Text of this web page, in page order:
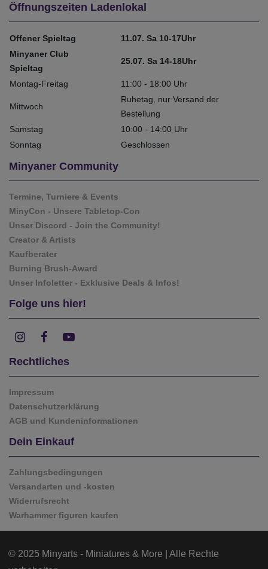
Öffnungszeiten Ladenlokal
Offener Spieltag
11.07. Sa 10-17Uhr
Minyaner Club
Spieltag
25.07. Sa 14-18Uhr
Montag-Freitag 11:00 - 18:00 Uhr
Mittwoch
Ruhetag, nur Versand der
Bestellung
Samstag
10:00 - 14:00 Uhr
Sonntag
Geschlossen
Minyaner Community
Termine, Turniere & Events
MinyCon - Unsere Tabletop-Con
Unser Discord - Join the Community!
Creator & Artists
Kaufberater
Burning Brush-Award
Unser Infoletter - Exklusive Deals & Infos!
Folge uns hier!
Rechtliches
Impressum
Datenschutzerklärung
AGB und Kundeninformationen
Dein Einkauf
Zahlungsbedingungen
Versandarten und -kosten
Widerrufsrecht
Warhammer figuren kaufen
© 2025 Minyarts - Miniatures & More | Alle Rechte